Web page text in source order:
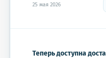
25 мая 2026
Теперь доступна